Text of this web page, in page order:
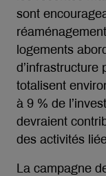
sont
logements
d’infrastructure
totalisent
à 9 % de
devraient
des activités
La campagne